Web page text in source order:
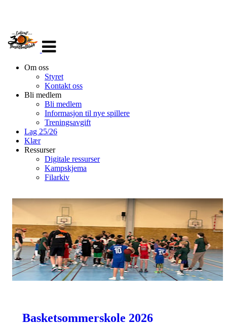
navigasjon
Om oss
Styret
Kontakt oss
Bli medlem
Bli medlem
Informasjon til nye spillere
Treningsavgift
Lag 25/26
Klær
Ressurser
Digitale ressurser
Kampskjema
Filarkiv
Basketsommerskole 2026